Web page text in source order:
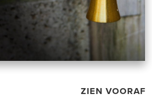
ZIEN VOORAF